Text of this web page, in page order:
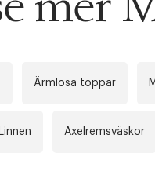
Ärmlösa toppar
Linnen Axelremsväskor